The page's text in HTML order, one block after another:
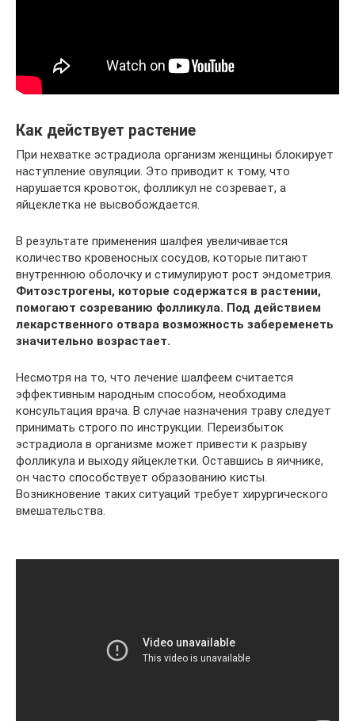
Как действует растение
При нехватке эстрадиола организм женщины блокирует
наступление овуляции. Это приводит к тому, что
нарушается кровоток, фолликул не созревает, а
яйцеклетка не высвобождается.
В результате применения шалфея увеличивается
количество кровеносных сосудов, которые питают
внутреннюю оболочку и стимулируют рост эндометрия.
Фитоэстрогены, которые содержатся в растении,
помогают созреванию фолликула. Под действием
лекарственного отвара возможность забеременеть
значительно возрастает.
Несмотря на то, что лечение шалфеем считается
эффективным народным способом, необходима
консультация врача. В случае назначения траву следует
принимать строго по инструкции. Переизбыток
эстрадиола в организме может привести к разрыву
фолликула и выходу яйцеклетки. Оставшись в яичнике,
он часто способствует образованию кисты.
Возникновение таких ситуаций требует хирургического
вмешательства.